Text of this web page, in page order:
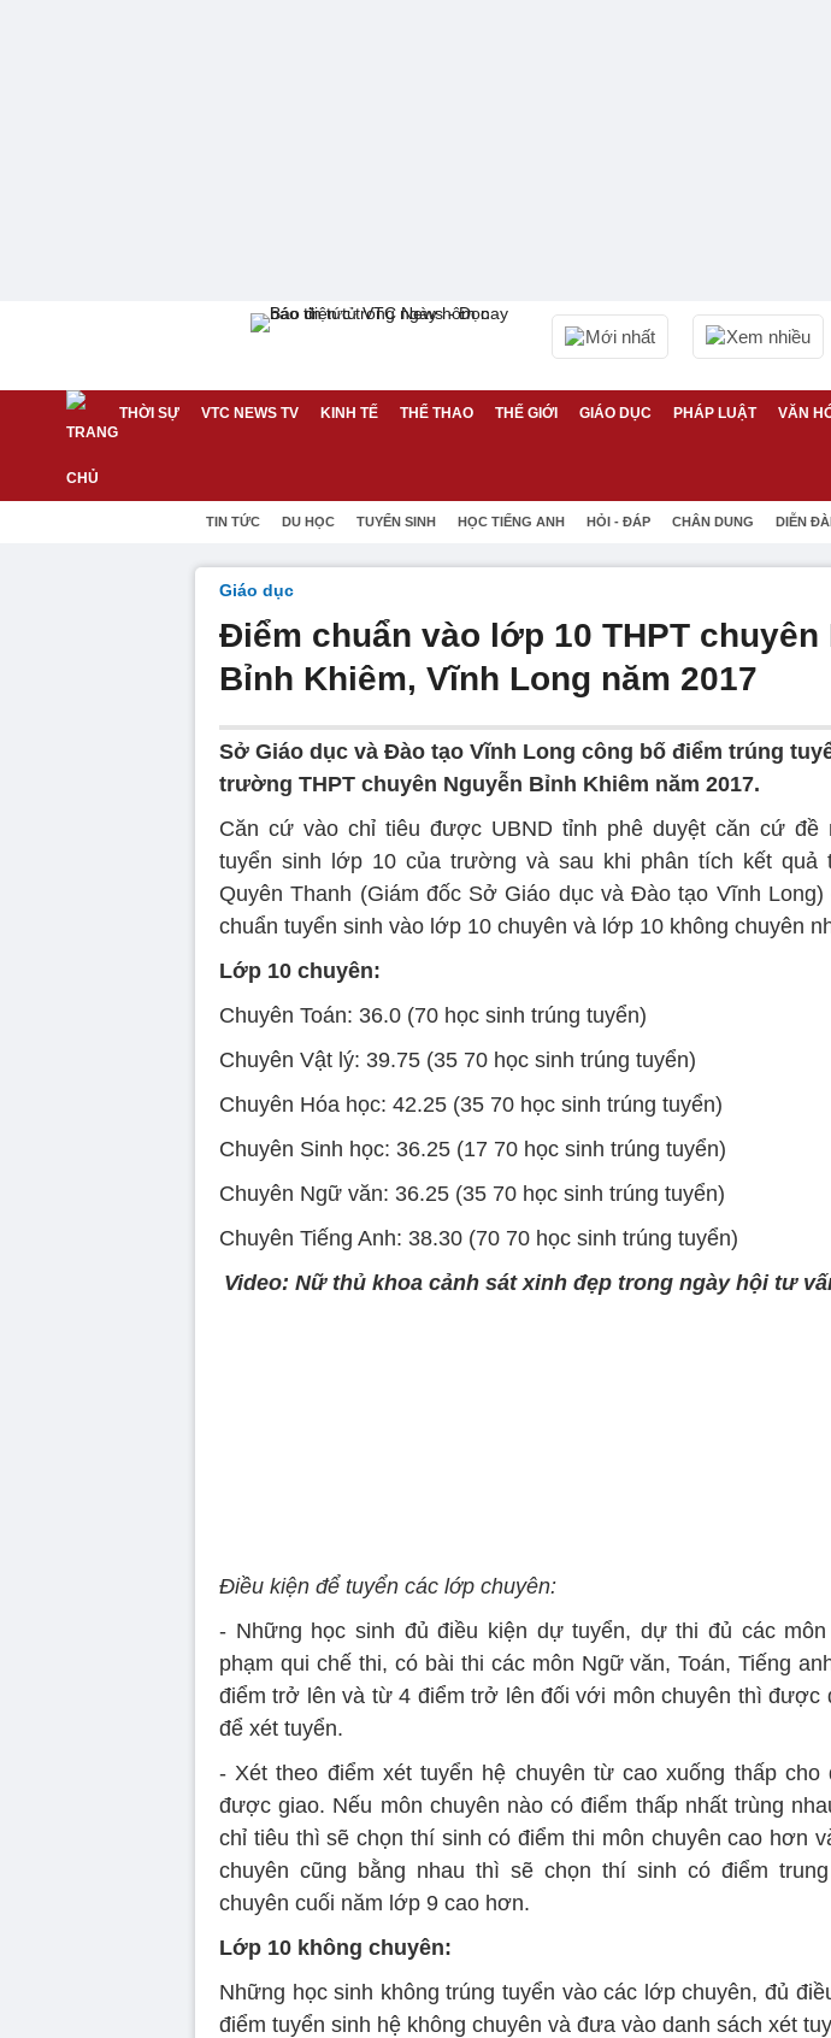
Mới nhất Xem nhiều
THỜI SỰ VTC NEWS TV KINH TẾ THỂ THAO THẾ GIỚI GIÁO DỤC PHÁP LUẬT VĂN
TIN TỨC DU HỌC TUYỂN SINH HỌC TIẾNG ANH HỎI - ĐÁP CHÂN DUNG DIỄN
Giáo dục
Điểm chuẩn vào lớp 10 THPT chuyên
Bỉnh Khiêm, Vĩnh Long năm 2017
Sở Giáo dục và Đào tạo Vĩnh Long công bố điểm trúng
trường THPT chuyên Nguyễn Bỉnh Khiêm năm 2017.
Căn cứ vào chỉ tiêu được UBND tỉnh phê duyệt căn cứ đề
tuyển sinh lớp 10 của trường và sau khi phân tích kết quả
Quyên Thanh (Giám đốc Sở Giáo dục và Đào tạo Vĩnh Long)
chuẩn tuyển sinh vào lớp 10 chuyên và lớp 10 không chuyên
Lớp 10 chuyên:
Chuyên Toán: 36.0 (70 học sinh trúng tuyển)
Chuyên Vật lý: 39.75 (35 70 học sinh trúng tuyển)
Chuyên Hóa học: 42.25 (35 70 học sinh trúng tuyển)
Chuyên Sinh học: 36.25 (17 70 học sinh trúng tuyển)
Chuyên Ngữ văn: 36.25 (35 70 học sinh trúng tuyển)
Chuyên Tiếng Anh: 38.30 (70 70 học sinh trúng tuyển)
Video: Nữ thủ khoa cảnh sát xinh đẹp trong ngày hội tư
Điều kiện để tuyển các lớp chuyên:
- Những học sinh đủ điều kiện dự tuyển, dự thi đủ các
phạm qui chế thi, có bài thi các môn Ngữ văn, Toán, Tiếng
điểm trở lên và từ 4 điểm trở lên đối với môn chuyên thì được
để xét tuyển.
- Xét theo điểm xét tuyển hệ chuyên từ cao xuống thấp cho
được giao. Nếu môn chuyên nào có điểm thấp nhất trùng
chỉ tiêu thì sẽ chọn thí sinh có điểm thi môn chuyên cao hơn
chuyên cũng bằng nhau thì sẽ chọn thí sinh có điểm
chuyên cuối năm lớp 9 cao hơn.
Lớp 10 không chuyên:
Những học sinh không trúng tuyển vào các lớp chuyên, đủ
điểm tuyển sinh hệ không chuyên và đưa vào danh sách xét